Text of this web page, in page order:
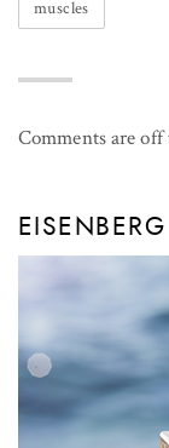
muscles
Comments are